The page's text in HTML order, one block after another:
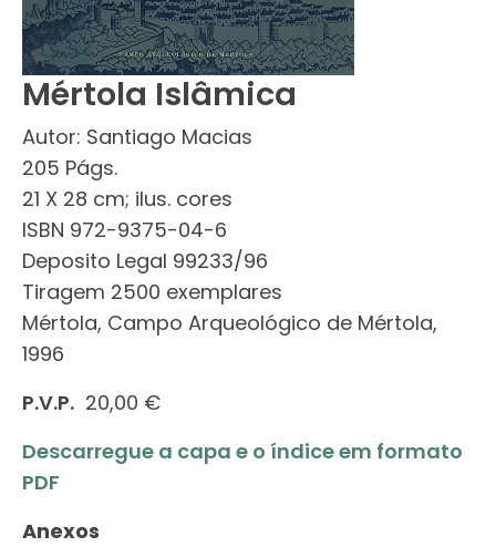
Mértola Islâmica
Autor: Santiago Macias
205 Págs.
21 X 28 cm; ilus. cores
ISBN 972-9375-04-6
Deposito Legal 99233/96
Tiragem 2500 exemplares
Mértola, Campo Arqueológico de Mértola,
1996
P.V.P. 20,00 €
Descarregue a capa e o índice em formato
PDF
Anexos